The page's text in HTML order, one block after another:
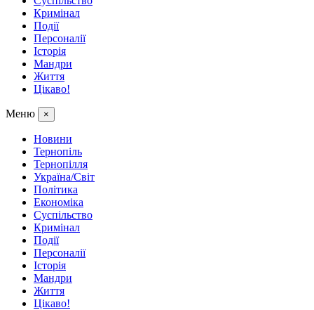
Кримінал
Події
Персоналії
Історія
Мандри
Життя
Цікаво!
Меню ×
Новини
Тернопіль
Тернопілля
Україна/Світ
Політика
Економіка
Суспільство
Кримінал
Події
Персоналії
Історія
Мандри
Життя
Цікаво!